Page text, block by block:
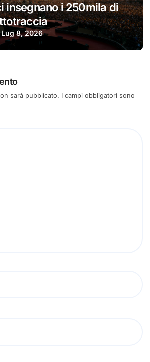
insegnano i 250mila di
Lug 8, 2026
sarà pubblicato. I campi obbligatori sono